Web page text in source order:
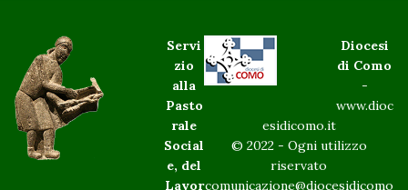
Servi
zio
alla
Pasto
rale
Social
e, del
Lavor
Diocesi
di Como
-
www.dioc
esidicomo.it
© 2022 - Ogni utilizzo
riservato
comunicazione@diocesidicomo